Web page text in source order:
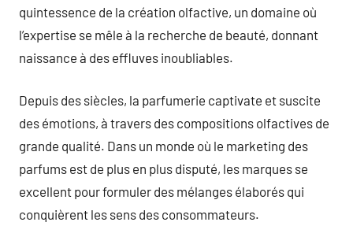
quintessence de la création olfactive, un domaine où
l’expertise se mêle à la recherche de beauté, donnant
naissance à des effluves inoubliables.
Depuis des siècles, la parfumerie captivate et suscite
des émotions, à travers des compositions olfactives de
grande qualité. Dans un monde où le marketing des
parfums est de plus en plus disputé, les marques se
excellent pour formuler des mélanges élaborés qui
conquièrent les sens des consommateurs.